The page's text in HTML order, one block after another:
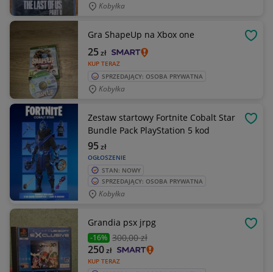
Kobyłka
Gra ShapeUp na Xbox one
KUP TERAZ
25zł
SPRZEDAJĄCY: OSOBA PRYWATNA
Kobyłka
Zestaw startowy Fortnite Cobalt Star
Bundle Pack PlayStation 5 kod
OGŁOSZENIE
95zł
STAN: NOWY
SPRZEDAJĄCY: OSOBA PRYWATNA
Kobyłka
Grandia psx jrpg
-16% 300,00 zł
KUP TERAZ
250zł